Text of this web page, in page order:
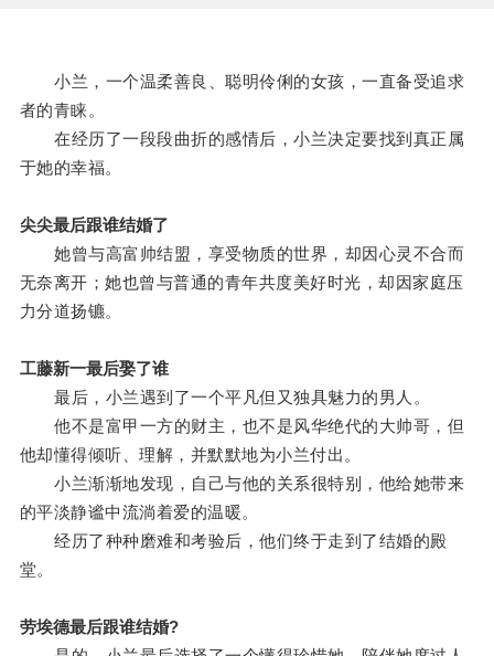
小兰，一个温柔善良、聪明伶俐的女孩，一直备受追求
者的青睐。
在经历了一段段曲折的感情后，小兰决定要找到真正属
于她的幸福。
尖尖最后跟谁结婚了
她曾与高富帅结盟，享受物质的世界，却因心灵不合而
无奈离开；她也曾与普通的青年共度美好时光，却因家庭压
力分道扬镳。
工藤新一最后娶了谁
最后，小兰遇到了一个平凡但又独具魅力的男人。
他不是富甲一方的财主，也不是风华绝代的大帅哥，但
他却懂得倾听、理解，并默默地为小兰付出。
小兰渐渐地发现，自己与他的关系很特别，他给她带来
的平淡静谧中流淌着爱的温暖。
经历了种种磨难和考验后，他们终于走到了结婚的殿
堂。
劳埃德最后跟谁结婚?